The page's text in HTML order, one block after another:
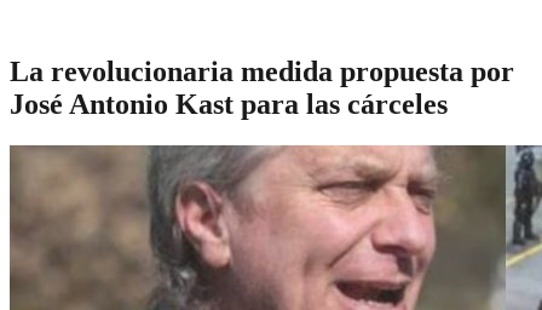
La revolucionaria medida propuesta por
José Antonio Kast para las cárceles